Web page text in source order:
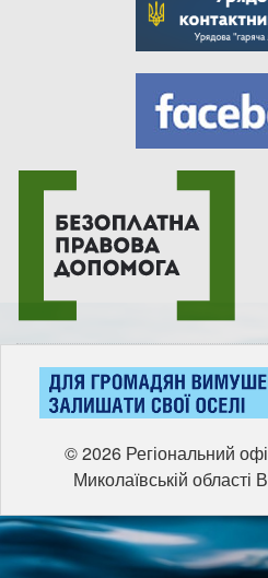
© 2026 Регіональний
Миколаївській області